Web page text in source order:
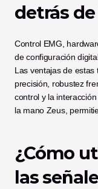
detrás
Control EMG,
de configuración
Las ventajas de estas
precisión, robustez
control y la
la mano Zeus,
¿Cómo
las